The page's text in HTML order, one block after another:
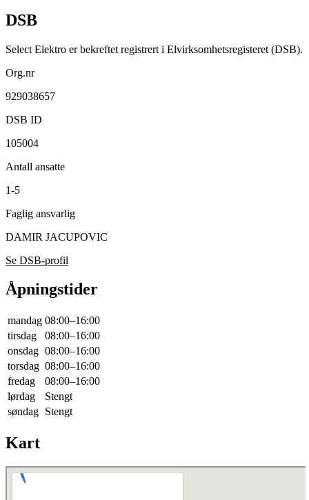
DSB
Select Elektro er bekreftet registrert i Elvirksomhetsregisteret (DSB).
Org.nr
929038657
DSB ID
105004
Antall ansatte
1-5
Faglig ansvarlig
DAMIR JACUPOVIC
Se DSB-profil
Åpningstider
mandag 08:00–16:00
tirsdag
08:00–16:00
onsdag 08:00–16:00
torsdag 08:00–16:00
fredag
08:00–16:00
lørdag
Stengt
søndag Stengt
Kart